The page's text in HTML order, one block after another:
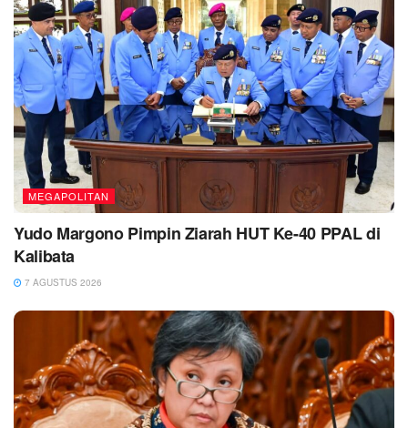
MEGAPOLITAN
Yudo Margono Pimpin Ziarah HUT Ke-40 PPAL di
Kalibata
7 AGUSTUS 2026